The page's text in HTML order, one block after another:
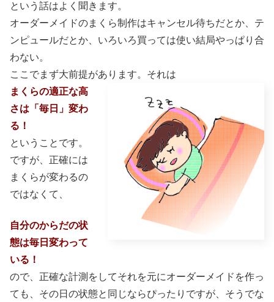
という話はよく聞きます。
オーダーメイドのまくら制作はキャンセル待ちだとか、テ
ンピュールだとか、いろいろ買っては使い結局やっぱり合
わない。
ここでまず大前提があります。それは
まくらの適正な高
さは「毎日」変わ
る！
ということです。
ですが、正確には
まくらが変わるの
ではなくて、
自分のからだの状
態は毎日変わって
いる！
ので、正確な計測をしてそれを元にオーダーメイドを作っ
ても、その日の状態と同じならぴったりですが、そうでな